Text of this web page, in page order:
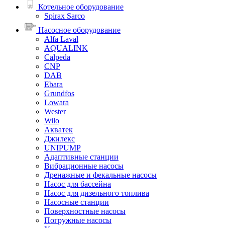
Котельное оборудование
Spirax Sarco
Насосное оборудование
Alfa Laval
AQUALINK
Calpeda
CNP
DAB
Ebara
Grundfos
Lowara
Wester
Wilo
Акватек
Джилекс
UNIPUMP
Адаптивные станции
Вибрационные насосы
Дренажные и фекальные насосы
Насос для бассейна
Насос для дизельного топлива
Насосные станции
Поверхностные насосы
Погружные насосы